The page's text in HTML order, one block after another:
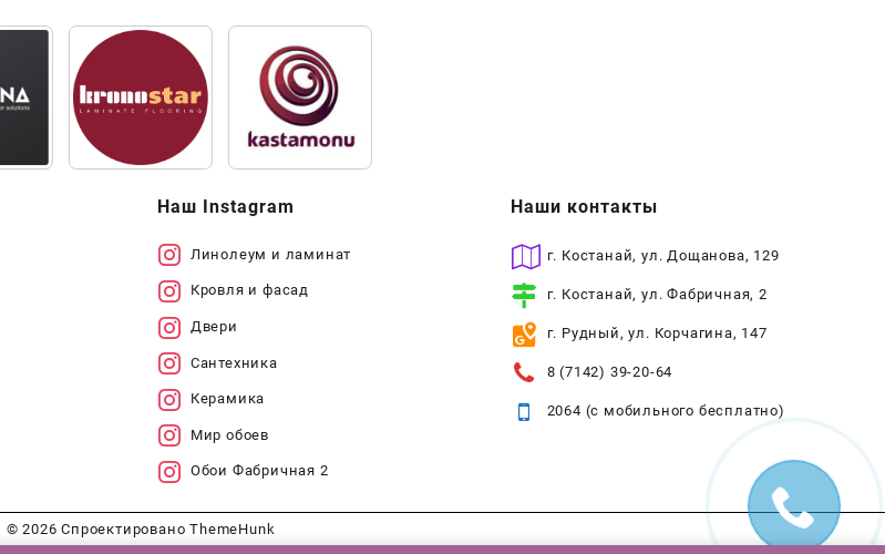
Наш Instagram
Линолеум и ламинат
Кровля и фасад
Двери
Сантехника
Керамика
Мир обоев
Обои Фабричная 2
Наши контакты
г. Костанай, ул. Дощанова, 129
г. Костанай, ул. Фабричная, 2
г. Рудный, ул. Корчагина, 147
8 (7142) 39-20-64
2064 (с мобильного бесплатно)
© 2026Спроектировано ThemeHunk